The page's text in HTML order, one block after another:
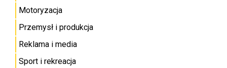
Motoryzacja
Przemysł i produkcja
Reklama i media
Sport i rekreacja